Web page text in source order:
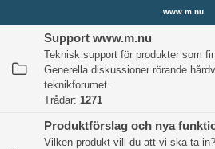
www.m.nu
Support www.m.nu
Teknisk support för produkter som
Generella diskussioner rörande
teknikforumet.
Trådar: 1271
Produktförslag och nya
Vilken produkt vill du att vi ska ta